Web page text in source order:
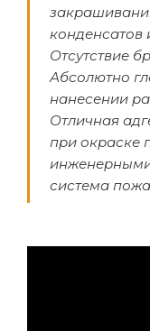
конденсатов
Отсутствие
Абсолютно
нанесении
Отличная
при окраске
система